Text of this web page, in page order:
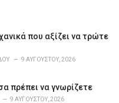
που αξίζει να τρώτε
9 ΑΥΓΟΎΣΤΟΥ, 2026
πρέπει να γνωρίζετε
9 ΑΥΓΟΎΣΤΟΥ, 2026